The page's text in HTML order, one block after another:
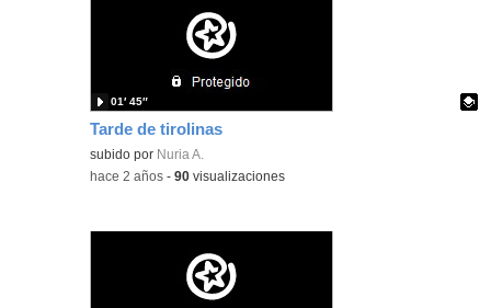
Tarde de tirolinas
Contenido educativo.
subido por Nuria A.
01′ 45″
-hace 2 años -90 visualizaciones